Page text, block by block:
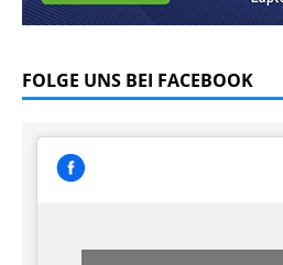
FOLGE UNS BEI FACEBOOK